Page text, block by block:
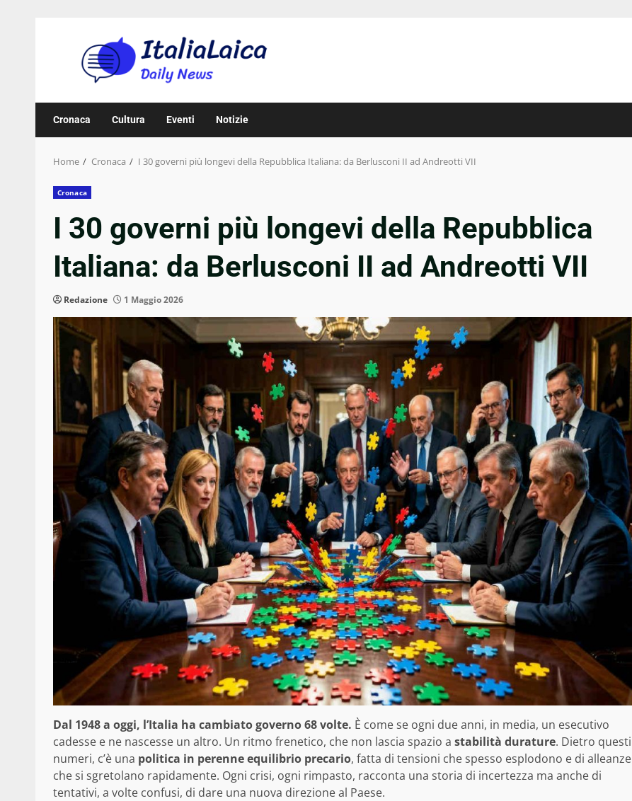
Cronaca Cultura Eventi Notizie
Home Cronaca I 30 governi più longevi della Repubblica Italiana: da Berlusconi II ad Andreotti VII
Cronaca
I 30 governi più longevi della Repubblica
Italiana: da Berlusconi II ad Andreotti VII
Redazione 1 Maggio 2026
Dal 1948 a oggi, l’Italia ha cambiato governo 68 volte. È come se ogni due anni, in media, un esecutivo
cadesse e ne nascesse un altro. Un ritmo frenetico, che non lascia spazio a stabilità durature. Dietro questi
numeri, c’è una politica in perenne equilibrio precario, fatta di tensioni che spesso esplodono e di alleanze
che si sgretolano rapidamente. Ogni crisi, ogni rimpasto, racconta una storia di incertezza ma anche di
tentativi, a volte confusi, di dare una nuova direzione al Paese.